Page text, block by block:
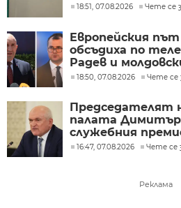
18:51, 07.08.2026 Чете се
Европейския
обсъдиха по
Радев и
Тофан
18:50, 07.08.2026 Чете се
Председателят
палата Димитър
служебния
Главчев?
16:47, 07.08.2026 Чете се
Реклама